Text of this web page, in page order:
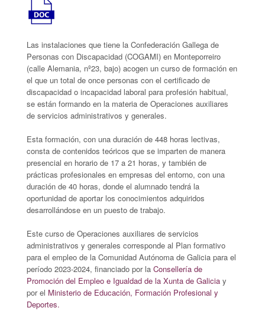
Las instalaciones que tiene la Confederación Gallega de
Personas con Discapacidad (COGAMI) en Monteporreiro
(calle Alemania, nº23, bajo) acogen un curso de formación en
el que un total de once personas con el certificado de
discapacidad o incapacidad laboral para profesión habitual,
se están formando en la materia de Operaciones auxiliares
de servicios administrativos y generales.
Esta formación, con una duración de 448 horas lectivas,
consta de contenidos teóricos que se imparten de manera
presencial en horario de 17 a 21 horas, y también de
prácticas profesionales en empresas del entorno, con una
duración de 40 horas, donde el alumnado tendrá la
oportunidad de aportar los conocimientos adquiridos
desarrollándose en un puesto de trabajo.
Este curso de Operaciones auxiliares de servicios
administrativos y generales corresponde al Plan formativo
para el empleo de la Comunidad Autónoma de Galicia para el
período 2023-2024, financiado por la Consellería de
Promoción del Empleo e Igualdad de la Xunta de Galicia y
por el Ministerio de Educación, Formación Profesional y
Deportes.